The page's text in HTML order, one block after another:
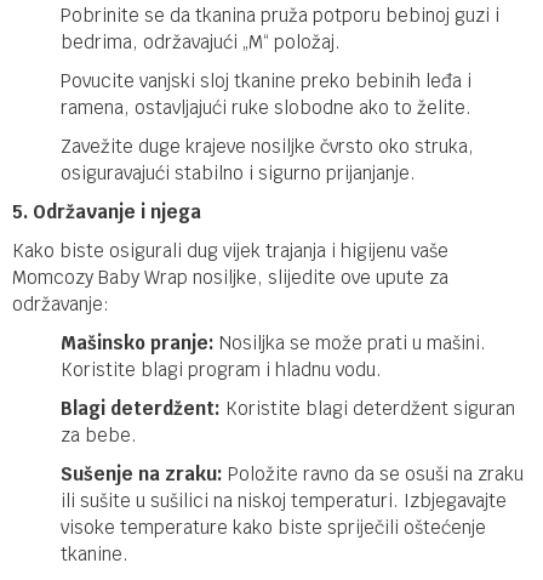
Pobrinite se da tkanina pruža potporu bebinoj guzi i
bedrima, održavajući „M“ položaj.
Povucite vanjski sloj tkanine preko bebinih leđa i
ramena, ostavljajući ruke slobodne ako to želite.
Zavežite duge krajeve nosiljke čvrsto oko struka,
osiguravajući stabilno i sigurno prijanjanje.
5. Održavanje i njega
Kako biste osigurali dug vijek trajanja i higijenu vaše
Momcozy Baby Wrap nosiljke, slijedite ove upute za
održavanje:
Mašinsko pranje: Nosiljka se može prati u mašini.
Koristite blagi program i hladnu vodu.
Blagi deterdžent: Koristite blagi deterdžent siguran
za bebe.
Sušenje na zraku: Položite ravno da se osuši na zraku
ili sušite u sušilici na niskoj temperaturi. Izbjegavajte
visoke temperature kako biste spriječili oštećenje
tkanine.